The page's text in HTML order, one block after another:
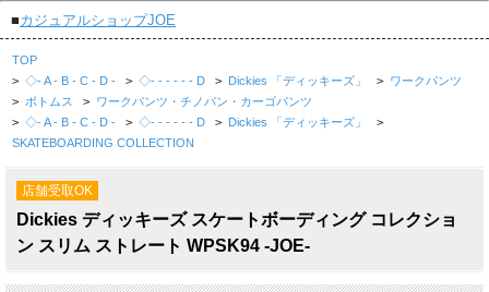
■カジュアルショップJOE
TOP
> ◇- A - B - C - D - > ◇- - - - - - D > Dickies 「ディッキーズ」 > ワークパンツ
> ボトムス > ワークパンツ・チノパン・カーゴパンツ
> ◇- A - B - C - D - > ◇- - - - - - D > Dickies 「ディッキーズ」 >
SKATEBOARDING COLLECTION
店舗受取OK
Dickies ディッキーズ スケートボーディング コレクショ
ン スリム ストレート WPSK94 -JOE-